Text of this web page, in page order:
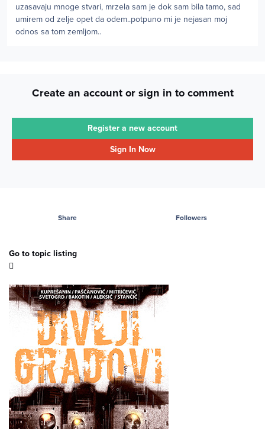
uzasavaju mnoge stvari, mrzela sam je dok sam bila tamo, sad
umirem od zelje opet da odem..potpuno mi je nejasan moj
odnos sa tom zemljom..
Create an account or sign in to comment
Register a new account
Sign In Now
Share Followers
Go to topic listing